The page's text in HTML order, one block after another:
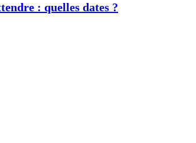
: quelles dates ?